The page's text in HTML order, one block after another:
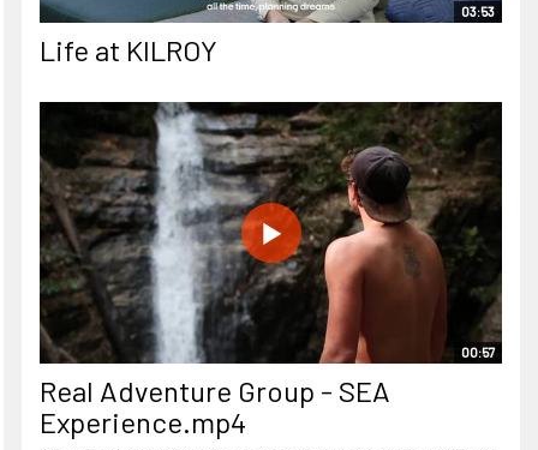
03:53
Life at KILROY
00:57
Real Adventure Group - SEA
Experience.mp4